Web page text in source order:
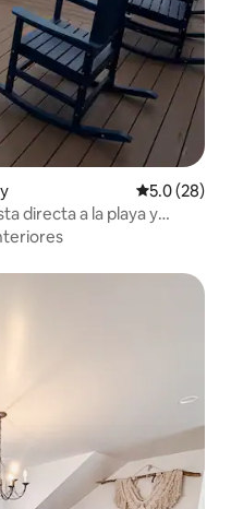
Calificación
5.0 (28)
directa a la playa y
huéspedes